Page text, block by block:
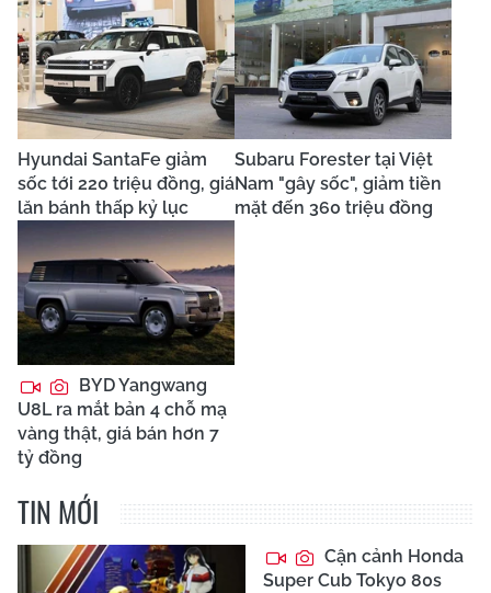
Hyundai SantaFe giảm
sốc tới 220 triệu đồng, giá
lăn bánh thấp kỷ lục
Subaru Forester tại Việt
Nam "gây sốc", giảm tiền
mặt đến 360 triệu đồng
BYD Yangwang
U8L ra mắt bản 4 chỗ mạ
vàng thật, giá bán hơn 7
tỷ đồng
TIN MỚI
Cận cảnh Honda
Super Cub Tokyo 80s